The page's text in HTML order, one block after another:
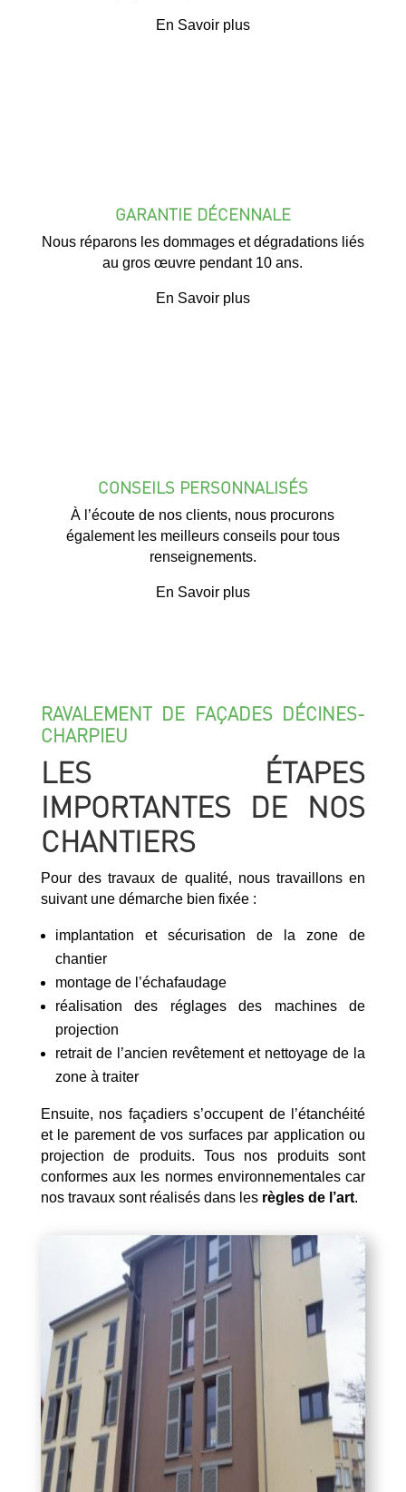
En Savoir plus
GARANTIE DÉCENNALE
Nous réparons les dommages et dégradations liés
au gros œuvre pendant 10 ans.
En Savoir plus
CONSEILS PERSONNALISÉS
À l’écoute de nos clients, nous procurons
également les meilleurs conseils pour tous
renseignements.
En Savoir plus
RAVALEMENT DE FAÇADES DÉCINES-
CHARPIEU
LES ÉTAPES
IMPORTANTES DE NOS
CHANTIERS
Pour des travaux de qualité, nous travaillons en
suivant une démarche bien fixée :
implantation et sécurisation de la zone de
chantier
montage de l’échafaudage
réalisation des réglages des machines de
projection
retrait de l’ancien revêtement et nettoyage de la
zone à traiter
Ensuite, nos façadiers s’occupent de l’étanchéité
et le parement de vos surfaces par application ou
projection de produits. Tous nos produits sont
conformes aux les normes environnementales car
nos travaux sont réalisés dans les règles de l’art.